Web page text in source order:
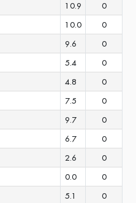
10.9
0
10.0
0
9.6
0
5.4
0
4.8
0
7.5
0
9.7
0
6.7
0
2.6
0
0.0
0
5.1
0